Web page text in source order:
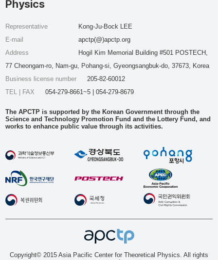
Physics
Representative
Kong-Ju-Bock LEE
E-mail
apctp(@)apctp.org
Address
Hogil Kim Memorial Building #501 POSTECH,
77 Cheongam-ro, Nam-gu, Pohang-si, Gyeongsangbuk-do, 37673, Korea
Business license number
205-82-60012
TEL | FAX
054-279-8661~5 | 054-279-8679
The APCTP is supported by the Korean Government through the
Science and Technology Promotion Fund and the Lottery Fund, and
works to enhance public value through its activities.
Copyright© 2015 Asia Pacific Center for Theoretical Physics. All rights